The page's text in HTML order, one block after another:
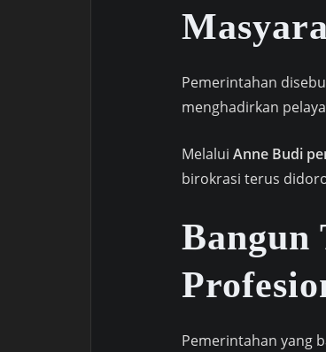
Pemerintahan
menghadirkan
Melalui Anne Budi
birokrasi terus
Bangun
Pemerintahan yang